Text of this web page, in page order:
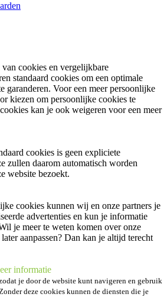
cookies en vergelijkbare
standaard cookies om een optimale
garanderen. Voor een meer persoonlijke
kiezen om persoonlijke cookies te
kan je ook weigeren voor een meer
cookies is geen expliciete
zullen daarom automatisch worden
website bezoekt.
cookies kunnen wij en onze partners je
advertenties en kun je informatie
je meer te weten komen over onze
aanpassen? Dan kan je altijd terecht
informatie
je door de website kunt navigeren en gebruik
deze cookies kunnen de diensten die je